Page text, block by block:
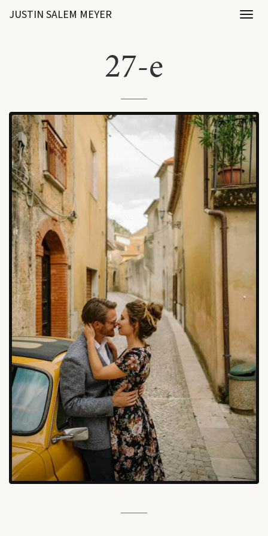
JUSTIN SALEM MEYER
27-e